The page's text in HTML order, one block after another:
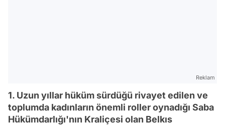
Reklam
1. Uzun yıllar hüküm sürdüğü rivayet edilen ve
toplumda kadınların önemli roller oynadığı Saba
Hükümdarlığı'nın Kraliçesi olan Belkıs